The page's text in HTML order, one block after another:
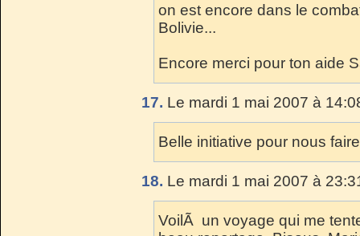
on est encore dans le
Bolivie...
Encore merci pour ton aide
17. Le mardi 1 mai 2007 à
Belle initiative pour nous
18. Le mardi 1 mai 2007 à
VoilÃ un voyage qui me